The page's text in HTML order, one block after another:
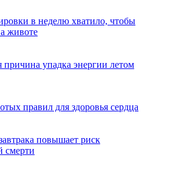
в неделю хватило, чтобы
животе
причина упадка энергии летом
правил для здоровья сердца
повышает риск
смерти